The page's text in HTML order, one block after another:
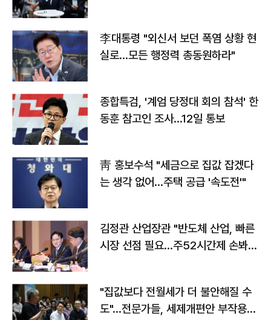
李대통령 "외신서 보던 폭염 상황 현
실로…모든 행정력 총동원하라"
종합특검, '계엄 당정대 회의 참석' 한
동훈 참고인 조사...12일 통보
靑 홍보수석 "세금으로 집값 잡겠다
는 생각 없어…주택 공급 '속도전'"
김정관 산업장관 "반도체 산업, 빠른
시장 선점 필요…주52시간제 손봐
"집값보다 전월세가 더 불안해질 수
도"…전문가들, 세제개편안 부작용